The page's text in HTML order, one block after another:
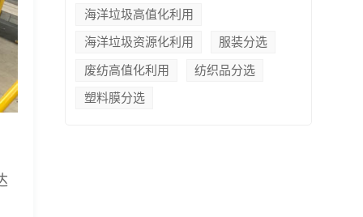
海洋垃圾高值化利用
海洋垃圾资源化利用
服装分选
废纺高值化利用
纺织品分选
塑料膜分选